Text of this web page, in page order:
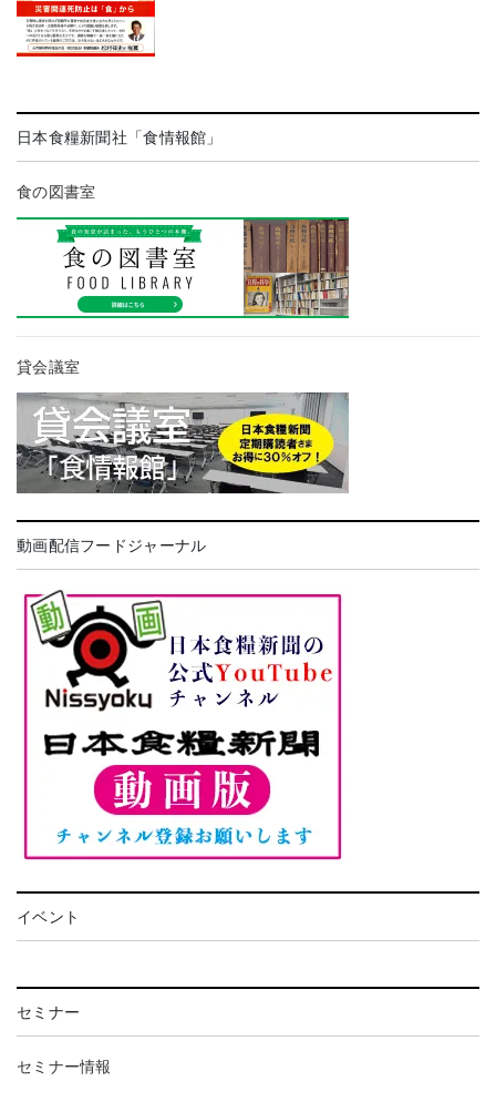
日本食糧新聞社「食情報館」
食の図書室
貸会議室
動画配信フードジャーナル
イベント
セミナー
セミナー情報